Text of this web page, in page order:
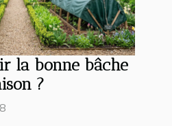
la bonne bâche
?